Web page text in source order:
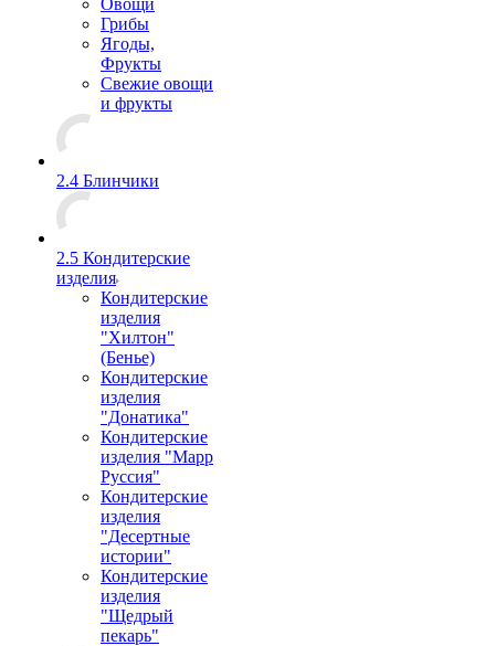
Овощи
Грибы
Ягоды,
Фрукты
Свежие овощи
и фрукты
2.4 Блинчики
2.5 Кондитерские
изделия
Кондитерские
изделия
"Хилтон"
(Бенье)
Кондитерские
изделия
"Донатика"
Кондитерские
изделия "Марр
Руссия"
Кондитерские
изделия
"Десертные
истории"
Кондитерские
изделия
"Щедрый
пекарь"